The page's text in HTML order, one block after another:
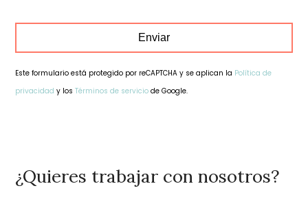
Enviar
Este formulario está protegido por reCAPTCHA y se aplican la Política de
privacidad y losTérminos de servicio de Google.
be
left
¿Quieres trabajar con nosotros?